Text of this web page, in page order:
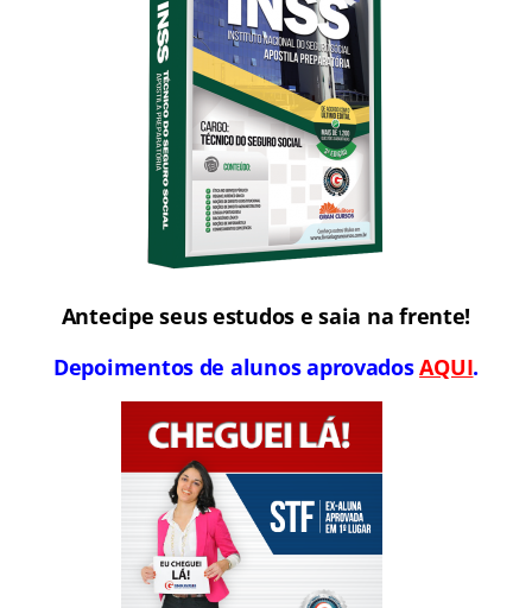
Antecipe seus estudos e saia na frente!
Depoimentos de alunos aprovadosAQUI.